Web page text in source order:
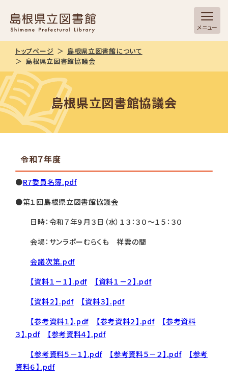
メニュー
トップページ
島根県立図書館について
島根県立図書館協議会
島根県立図書館協議会
令和７年度
●R7委員名簿.pdf
●第１回島根県立図書館協議会
日時：令和７年９月３日（水）１３：３０～１５：３０
会場：サンラポーむらくも 祥雲の間
会議次第.pdf
【資料１－１】.pdf
【資料１－２】.pdf
【資料２】.pdf
【資料３】.pdf
【参考資料１】.pdf
【参考資料２】.pdf
【参考資料
３】.pdf
【参考資料４】.pdf
【参考資料５－１】.pdf
【参考資料５－２】.pdf
【参考
資料６】.pdf